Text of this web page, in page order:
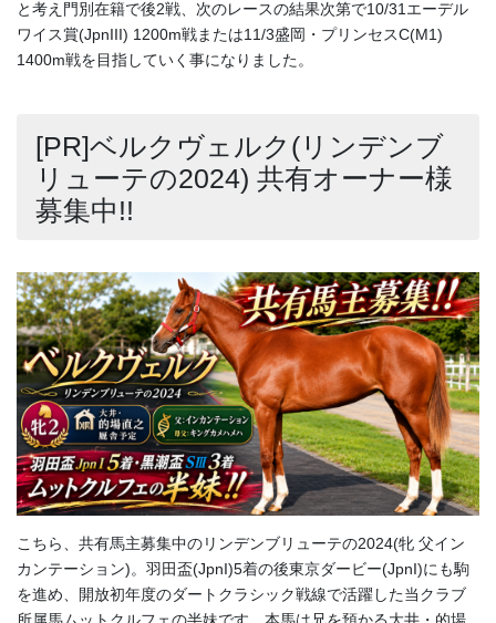
と考え門別在籍で後2戦、次のレースの結果次第で10/31エーデル
ワイス賞(JpnIII) 1200m戦または11/3盛岡・プリンセスC(M1)
1400m戦を目指していく事になりました。
[PR]ベルクヴェルク(リンデンブ
リューテの2024) 共有オーナー様
募集中!!
こちら、共有馬主募集中のリンデンブリューテの2024(牝 父イン
カンテーション)。羽田盃(JpnI)5着の後東京ダービー(JpnI)にも駒
を進め、開放初年度のダートクラシック戦線で活躍した当クラブ